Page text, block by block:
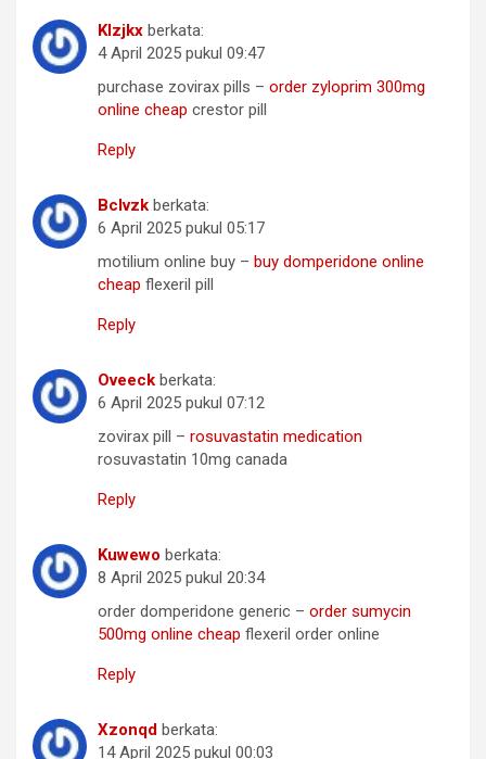
Klzjkx berkata:
4 April 2025 pukul 09:47
purchase zovirax pills – order zyloprim 300mg
online cheap crestor pill
Reply
Bclvzk berkata:
6 April 2025 pukul 05:17
motilium online buy – buy domperidone online
cheap flexeril pill
Reply
Oveeck berkata:
6 April 2025 pukul 07:12
zovirax pill – rosuvastatin medication
rosuvastatin 10mg canada
Reply
Kuwewo berkata:
8 April 2025 pukul 20:34
order domperidone generic – order sumycin
500mg online cheap flexeril order online
Reply
Xzonqd berkata:
14 April 2025 pukul 00:03